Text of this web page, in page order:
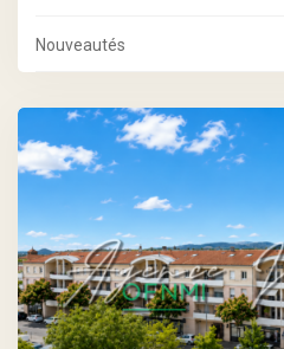
Nouveautés